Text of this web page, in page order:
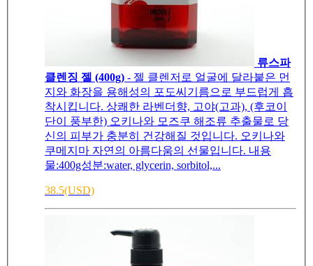
류스파
클렌징 젤 (400g) - 젤 클렌저로 얼굴에 달라붙은 먼
지와 화장을 용해성의 포도씨기름으로 부드럽게 흡
착시킵니다. 상쾌한 라벤더향, 고야(고과), (후코이
단이 풍부한) 오키나와 모즈쿠 해조류 추출물로 당
신의 피부가 충분히 건강해질 것입니다. 오키나와
쿠메지마 자연의 아름다움의 선물입니다. 내용
물:400g성분:water, glycerin, sorbitol,...
38.5(USD)